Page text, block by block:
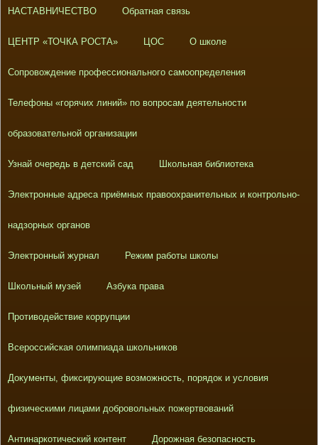
НАСТАВНИЧЕСТВО Обратная связь
ЦЕНТР «ТОЧКА РОСТА» ЦОС О школе
Сопровождение профессионального самоопределения
Телефоны «горячих линий» по вопросам деятельности
образовательной организации
Узнай очередь в детский сад Школьная библиотека
Электронные адреса приёмных правоохранительных и контрольно-
надзорных органов
Электронный журнал Режим работы школы
Школьный музей Азбука права
Противодействие коррупции
Всероссийская олимпиада школьников
Документы, фиксирующие возможность, порядок и условия
физическими лицами добровольных пожертвований
Антинаркотический контент Дорожная безопасность